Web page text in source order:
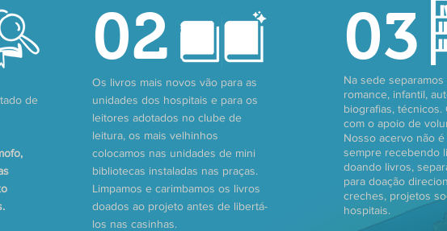
de
02
Os livros mais novos vão para as
unidades dos hospitais e para os
leitores adotados no clube de
leitura, os mais velhinhos
colocamos nas unidades de mini
bibliotecas instaladas nas praças.
Limpamos e carimbamos os livros
doados ao projeto antes de libertá-
los nas casinhas.
03
Na sede
romance, infantil,
biografias, técnicos.
com o apoio de
Nosso acervo não
sempre recebendo
doando livros,
para doação
creches, projetos
hospitais.